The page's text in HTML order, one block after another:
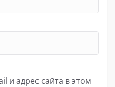
и адрес сайта в этом